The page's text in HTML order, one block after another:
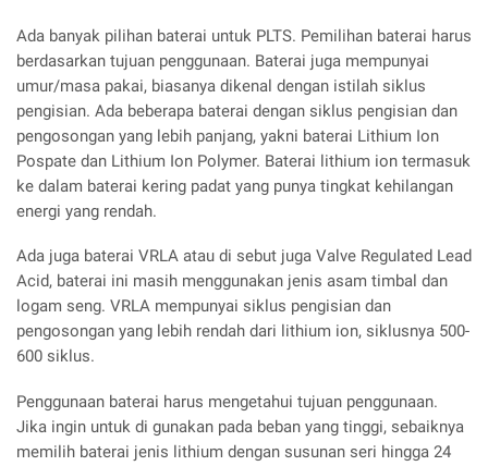
Ada banyak pilihan baterai untuk PLTS. Pemilihan baterai harus
berdasarkan tujuan penggunaan. Baterai juga mempunyai
umur/masa pakai, biasanya dikenal dengan istilah siklus
pengisian. Ada beberapa baterai dengan siklus pengisian dan
pengosongan yang lebih panjang, yakni baterai Lithium Ion
Pospate dan Lithium Ion Polymer. Baterai lithium ion termasuk
ke dalam baterai kering padat yang punya tingkat kehilangan
energi yang rendah.
Ada juga baterai VRLA atau di sebut juga Valve Regulated Lead
Acid, baterai ini masih menggunakan jenis asam timbal dan
logam seng. VRLA mempunyai siklus pengisian dan
pengosongan yang lebih rendah dari lithium ion, siklusnya 500-
600 siklus.
Penggunaan baterai harus mengetahui tujuan penggunaan.
Jika ingin untuk di gunakan pada beban yang tinggi, sebaiknya
memilih baterai jenis lithium dengan susunan seri hingga 24